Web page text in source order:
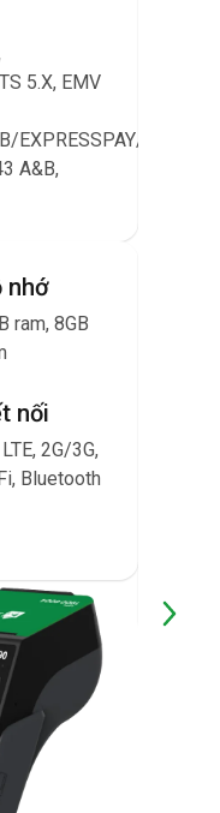
5.X, EMV
EXPRESSPAY/D-
A&B,
nhớ
ram, 8GB
nối
2G/3G,
Bluetooth